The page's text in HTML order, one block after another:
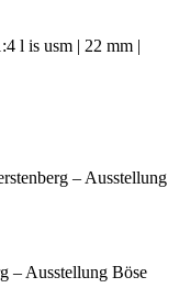
l is usm | 22 mm |
– Ausstellung Böse